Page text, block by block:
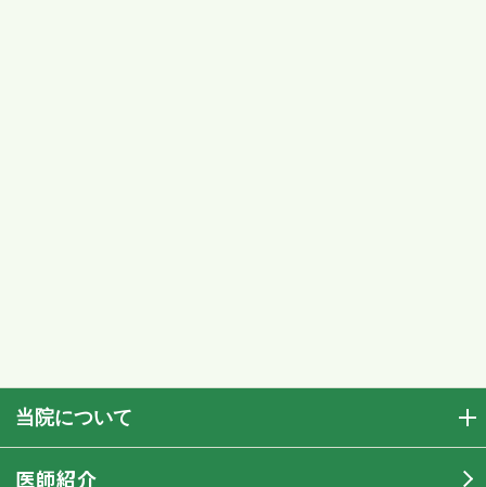
当院について
医師紹介